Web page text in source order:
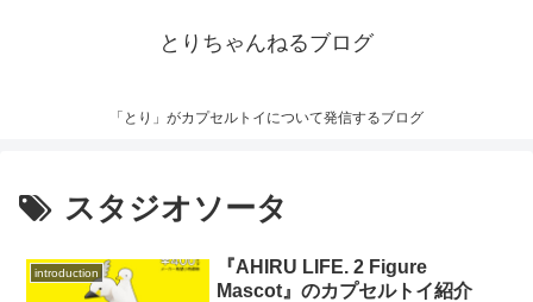
とりちゃんねるブログ
「とり」がカプセルトイについて発信するブログ
スタジオソータ
introduction
『AHIRU LIFE. 2 Figure
Mascot』のカプセルトイ紹介